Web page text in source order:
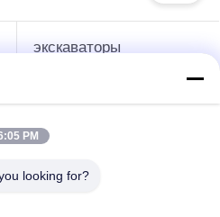
экскаваторы
кучи сжатия
PM
looking for?